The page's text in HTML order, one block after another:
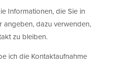
Informationen, die Sie in
angeben, dazu verwenden,
zu bleiben.
ich die Kontaktaufnahme